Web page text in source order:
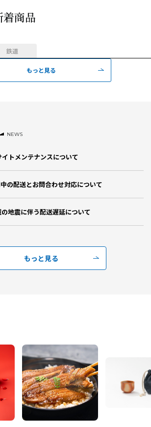
着商品
鉄道
もっと見る
NEWS
トメンテナンスについて
の配送とお問合わせ対応について
地震に伴う配送遅延について
もっと見る